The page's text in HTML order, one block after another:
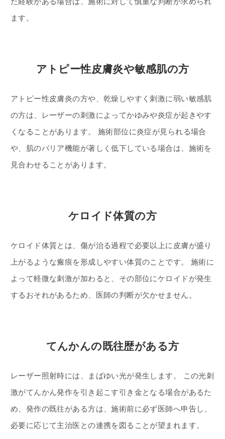
ます。
アトピー性皮膚炎や敏感肌の方
アトピー性皮膚炎の方や、乾燥しやすく刺激に弱い敏感肌
の方は、レーザーの刺激によってかゆみや炎症が起きやす
くなることがあります。 施術部位に炎症が見られる場合
や、肌のバリア機能が著しく低下している場合は、施術を
見合わせることがあります。
ケロイド体質の方
ケロイド体質とは、傷が治る過程で必要以上に皮膚が盛り
上がるような瘢痕を形成しやすい体質のことです。 施術に
よって軽微な刺激が加わると、その部位にケロイドが発生
するおそれがあるため、医師の判断が欠かせません。
てんかんの既往歴がある方
レーザー照射時には、まばゆい光が発生します。 この光刺
激がてんかん発作を引き起こす引き金となる場合があるた
め、発作の既往がある方は、施術前に必ず医師へ申告し、
必要に応じて主治医との連携を図ることが望まれます。